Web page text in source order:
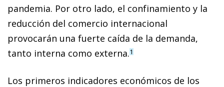
pandemia. Por otro lado, el confinamiento y la
reducción del comercio internacional
provocarán una fuerte caída de la demanda,
tanto interna como externa.1
Los primeros indicadores económicos de los